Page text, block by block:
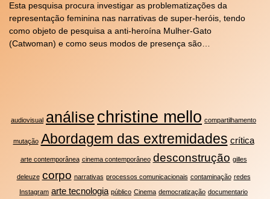
Esta pesquisa procura investigar as problematizações da
representação feminina nas narrativas de super-heróis, tendo
como objeto de pesquisa a anti-heroína Mulher-Gato
(Catwoman) e como seus modos de presença são…
audiovisual análise christine mello compartilhamento
mutação Abordagem das extremidades crítica
arte contemporânea cinema contemporâneo desconstrução gilles
deleuze corpo narrativas processos comunicacionais contaminação redes
Instagram arte tecnologia público Cinema democratização documentario